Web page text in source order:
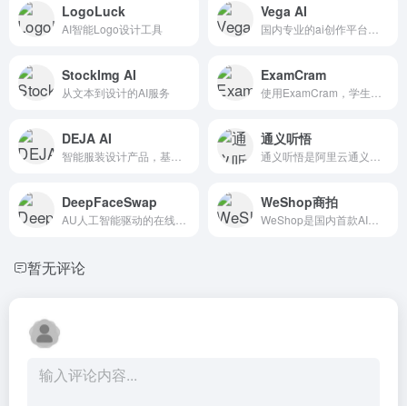
LogoLuck
AI智能Logo设计工具
Vega AI
StockImg AI
从文本到设计的AI服务
ExamCram
DEJA AI 通义听悟
DeepFaceSwap WeShop商拍
暂无评论